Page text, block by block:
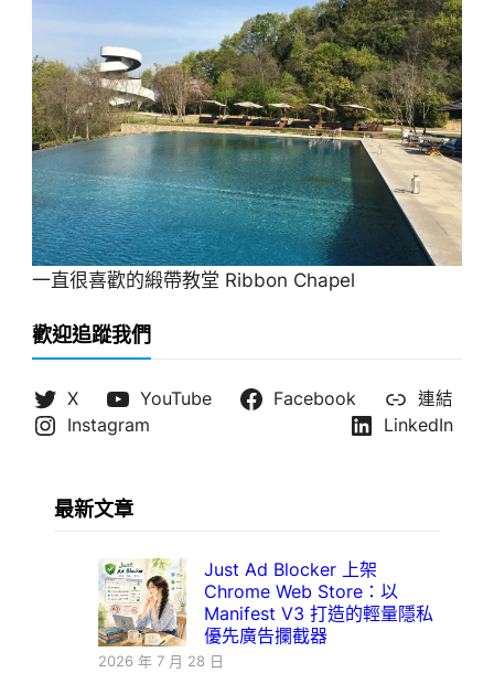
一直很喜歡的緞帶教堂 Ribbon Chapel
歡迎追蹤我們
X YouTube Facebook
連結
Instagram
LinkedIn
最新文章
Just Ad Blocker 上架
Chrome Web Store：以
Manifest V3 打造的輕量隱私
優先廣告攔截器
2026 年 7 月 28 日